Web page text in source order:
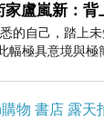
的自己，踏上
幅極具意境與
灰綠粗糙背景，
物 書店 露天